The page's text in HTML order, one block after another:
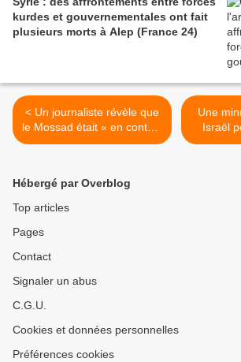
kurdes et gouvernementales ont fait
plusieurs morts à Alep (France 24)
< Un journaliste révèle que
le Mossad était « en contact
depuis le tout début » avec
GrayZone)
Une
Israël
Hébergé par Overblog
Top articles
Pages
Contact
Signaler un abus
C.G.U.
Cookies et données personnelles
Préférences cookies